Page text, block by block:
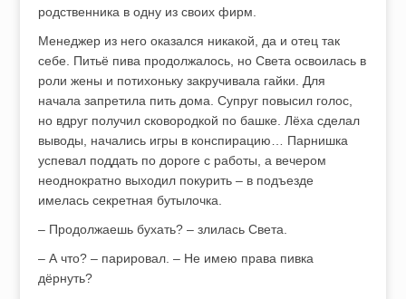
родственника в одну из своих фирм.
Менеджер из него оказался никакой, да и отец так
себе. Питьё пива продолжалось, но Света освоилась в
роли жены и потихоньку закручивала гайки. Для
начала запретила пить дома. Супруг повысил голос,
но вдруг получил сковородкой по башке. Лёха сделал
выводы, начались игры в конспирацию… Парнишка
успевал поддать по дороге с работы, а вечером
неоднократно выходил покурить – в подъезде
имелась секретная бутылочка.
– Продолжаешь бухать? – злилась Света.
– А что? – парировал. – Не имею права пивка
дёрнуть?